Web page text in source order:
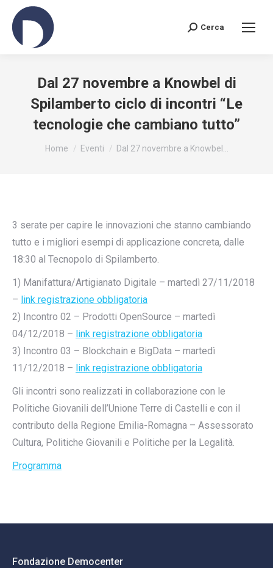
Search:
Cerca
Dal 27 novembre a Knowbel di
Spilamberto ciclo di incontri “Le
tecnologie che cambiano tutto”
You are here:
Home Eventi Dal 27 novembre a Knowbel…
3 serate per capire le innovazioni che stanno cambiando
tutto e i migliori esempi di applicazione concreta, dalle
18:30 al Tecnopolo di Spilamberto.
1) Manifattura/Artigianato Digitale – martedì 27/11/2018
– link registrazione obbligatoria
2) Incontro 02 – Prodotti OpenSource – martedì
04/12/2018 – link registrazione obbligatoria
3) Incontro 03 – Blockchain e BigData – martedì
11/12/2018 – link registrazione obbligatoria
Gli incontri sono realizzati in collaborazione con le
Politiche Giovanili dell’Unione Terre di Castelli e con il
contributo della Regione Emilia-Romagna – Assessorato
Cultura, Politiche Giovanili e Politiche per la Legalità.
Programma
Fondazione Democenter